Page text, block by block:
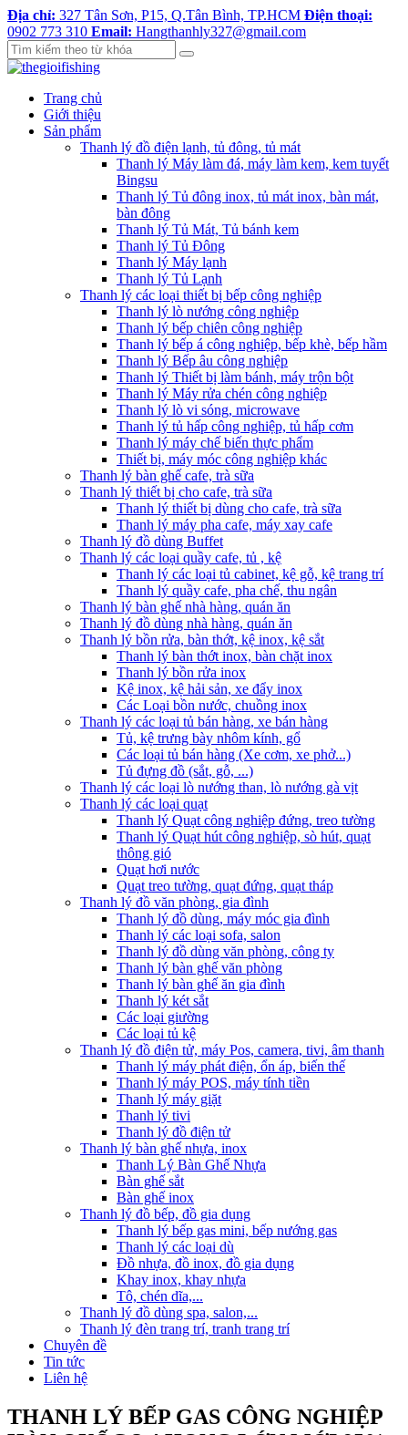
Địa chỉ: 327 Tân Sơn, P15, Q.Tân Bình, TP.HCM Điện thoại:
0902 773 310 Email: Hangthanhly327@gmail.com
Trang chủ
Giới thiệu
Sản phẩm
Thanh lý đồ điện lạnh, tủ đông, tủ mát
Thanh lý Máy làm đá, máy làm kem, kem tuyết
Bingsu
Thanh lý Tủ đông inox, tủ mát inox, bàn mát,
bàn đông
Thanh lý Tủ Mát, Tủ bánh kem
Thanh lý Tủ Đông
Thanh lý Máy lạnh
Thanh lý Tủ Lạnh
Thanh lý các loại thiết bị bếp công nghiệp
Thanh lý lò nướng công nghiệp
Thanh lý bếp chiên công nghiệp
Thanh lý bếp á công nghiệp, bếp khè, bếp hầm
Thanh lý Bếp âu công nghiệp
Thanh lý Thiết bị làm bánh, máy trộn bột
Thanh lý Máy rửa chén công nghiệp
Thanh lý lò vi sóng, microwave
Thanh lý tủ hấp công nghiệp, tủ hấp cơm
Thanh lý máy chế biến thực phẩm
Thiết bị, máy móc công nghiệp khác
Thanh lý bàn ghế cafe, trà sữa
Thanh lý thiết bị cho cafe, trà sữa
Thanh lý thiết bị dùng cho cafe, trà sữa
Thanh lý máy pha cafe, máy xay cafe
Thanh lý đồ dùng Buffet
Thanh lý các loại quầy cafe, tủ , kệ
Thanh lý các loại tủ cabinet, kệ gỗ, kệ trang trí
Thanh lý quầy cafe, pha chế, thu ngân
Thanh lý bàn ghế nhà hàng, quán ăn
Thanh lý đồ dùng nhà hàng, quán ăn
Thanh lý bồn rửa, bàn thớt, kệ inox, kệ sắt
Thanh lý bàn thớt inox, bàn chặt inox
Thanh lý bồn rửa inox
Kệ inox, kệ hải sản, xe đẩy inox
Các Loại bồn nước, chuồng inox
Thanh lý các loại tủ bán hàng, xe bán hàng
Tủ, kệ trưng bày nhôm kính, gổ
Các loại tủ bán hàng (Xe cơm, xe phở...)
Tủ đựng đồ (sắt, gỗ, ...)
Thanh lý các loại lò nướng than, lò nướng gà vịt
Thanh lý các loại quạt
Thanh lý Quạt công nghiệp đứng, treo tường
Thanh lý Quạt hút công nghiệp, sò hút, quạt
thông gió
Quạt hơi nước
Quạt treo tường, quạt đứng, quạt tháp
Thanh lý đồ văn phòng, gia đình
Thanh lý đồ dùng, máy móc gia đình
Thanh lý các loại sofa, salon
Thanh lý đồ dùng văn phòng, công ty
Thanh lý bàn ghế văn phòng
Thanh lý bàn ghế ăn gia đình
Thanh lý két sắt
Các loại giường
Các loại tủ kệ
Thanh lý đồ điện tử, máy Pos, camera, tivi, âm thanh
Thanh lý máy phát điện, ổn áp, biến thế
Thanh lý máy POS, máy tính tiền
Thanh lý máy giặt
Thanh lý tivi
Thanh lý đồ điện tử
Thanh lý bàn ghế nhựa, inox
Thanh Lý Bàn Ghế Nhựa
Bàn ghế sắt
Bàn ghế inox
Thanh lý đồ bếp, đồ gia dụng
Thanh lý bếp gas mini, bếp nướng gas
Thanh lý các loại dù
Đồ nhựa, đồ inox, đồ gia dụng
Khay inox, khay nhựa
Tô, chén dĩa,...
Thanh lý đồ dùng spa, salon,...
Thanh lý đèn trang trí, tranh trang trí
Chuyên đề
Tin tức
Liên hệ
THANH LÝ BẾP GAS CÔNG NGHIỆP